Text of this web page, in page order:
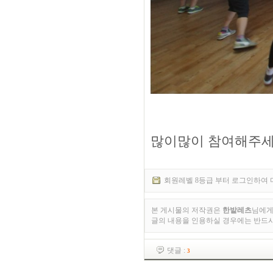
많이많이 참여해주
회원레벨 8등급 부터 로그인하여
본 게시물의 저작권은 한밭레츠님에
글의 내용을 인용하실 경우에는 반드
댓글 : 3